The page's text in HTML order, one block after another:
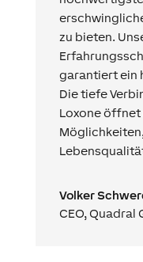
zu bieten.
garantiert ein
Die tiefe
Loxone öffnet
Volker
CEO, Quadral